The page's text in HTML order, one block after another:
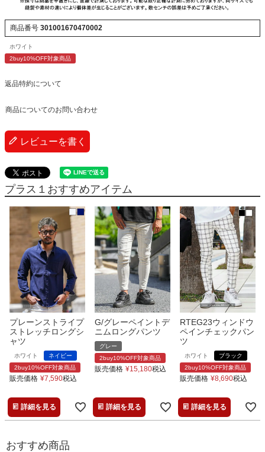
商品番号 301001670470002
ホワイト
2buy10%OFF対象商品
返品特約について
商品についてのお問い合わせ
レビューを書く
プラス１おすすめアイテム
プレーンストライプ
ストレッチロングシ
ャツ
ホワイト
ネイビー
2buy10%OFF対象商品
販売価格 ¥7,590税込
詳細を見る
G/グレーペイントデ
ニムロングパンツ
グレー
2buy10%OFF対象商品
販売価格 ¥15,180税込
詳細を見る
RTEG23ウィンドウ
ペインチェックパン
ツ
ホワイト
ブラック
2buy10%OFF対象商品
販売価格 ¥8,690税込
詳細を見る
おすすめ商品